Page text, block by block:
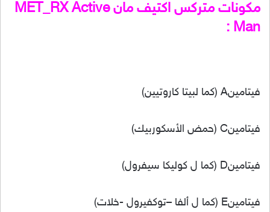
مكونات متركس اكتيف مان MET_RX Active
Man :
فيتامينA (كما لبيتا كاروتيين)
فيتامينC (حمض الأسكوربيك)
فيتامينD (كما ل كوليكا سيفرول)
فيتامينE (كما ل ألفا –توكفيرول -خلات)